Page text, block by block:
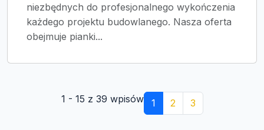
niezbędnych do profesjonalnego wykończenia
każdego projektu budowlanego. Nasza oferta
obejmuje pianki...
1 - 15 z 39 wpisów 1 2 3